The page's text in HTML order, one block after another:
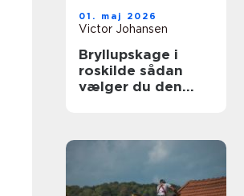
01. maj 2026
Victor Johansen
Bryllupskage i
roskilde sådan
vælger du den